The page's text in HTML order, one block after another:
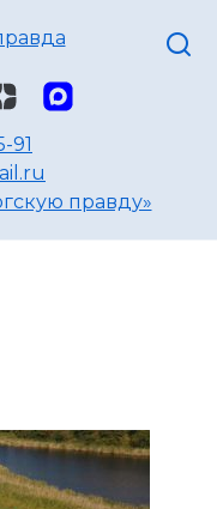
91
правду»